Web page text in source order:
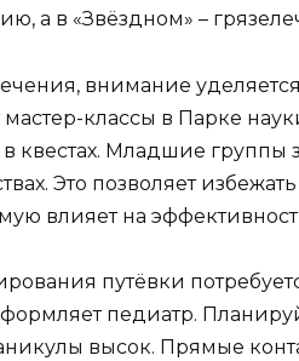
а в «Звёздном» –
внимание
классы в Парке
в квестах. Младшие
Это позволяет
влияет на
путёвки
педиатр.
высок. Прямые